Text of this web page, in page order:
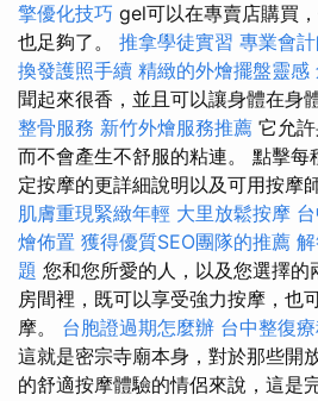
擎優化技巧 gel可以在專賣店購買
也足夠了。 推拿學徒實習 專業會
換發護照手續 精緻的外燴擺盤靈感
聞起來很香，並且可以讓身體在身
整骨服務 新竹外燴服務推薦 它允
而不會產生不舒服的粘連。 點擊每
定按摩的更詳細說明以及可用按摩
肌膚重現緊緻年輕 大里放鬆按摩
燴佈置 獲得優質SEO團隊的推薦
題 您和您所愛的人，以及您選擇的
房間裡，既可以享受強力按摩，也
摩。 台胞證過期怎麼辦 台中整復
這就是密宗寺廟本身，對於那些開
的舒適按摩體驗的情侶來說，這是